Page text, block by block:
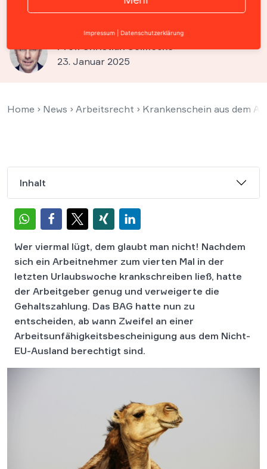
Arbeitnehmer
Prof. Christian Solmecke
23. Januar 2025
Home › News › Arbeitsrecht › Krankenschein aus dem
Inhalt
Wer viermal lügt, dem glaubt man nicht! Nachdem
sich ein Arbeitnehmer zum vierten Mal in der
letzten Urlaubswoche krankschreiben ließ, hatte
der Arbeitgeber genug und verweigerte die
Gehaltszahlung. Das BAG hatte nun zu
entscheiden, ab wann Zweifel an einer
Arbeitsunfähigkeitsbescheinigung aus dem Nicht-
EU-Ausland berechtigt sind.
Impressum Datenschutzerklärung